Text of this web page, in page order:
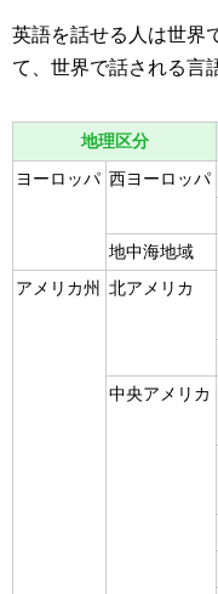
英語を話せる人は世界
て、世界で話される言
地理区分
ヨーロッパ 西ヨーロッパ
地中海地域
アメリカ州
北アメリカ
中央アメリカ